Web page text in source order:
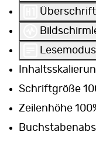
Lesemodus
Schriftgröße
Zeilenhöhe 100